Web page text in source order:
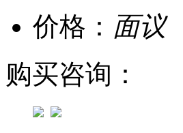
价格： 面议
购买咨询：